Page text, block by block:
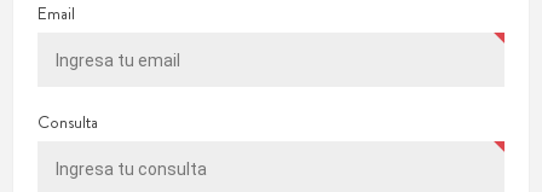
Email
Consulta